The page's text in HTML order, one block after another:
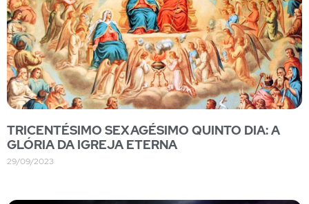
TRICENTÉSIMO SEXAGÉSIMO QUINTO DIA: A
GLÓRIA DA IGREJA ETERNA
29/09/2023